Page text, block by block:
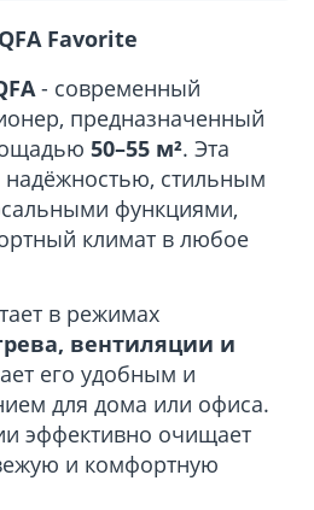
Favorite
- современный
предназначенный
50–55 м². Эта
надёжностью, стильным
функциями,
климат в любое
в режимах
вентиляции и
его удобным и
для дома или офиса.
эффективно очищает
и комфортную